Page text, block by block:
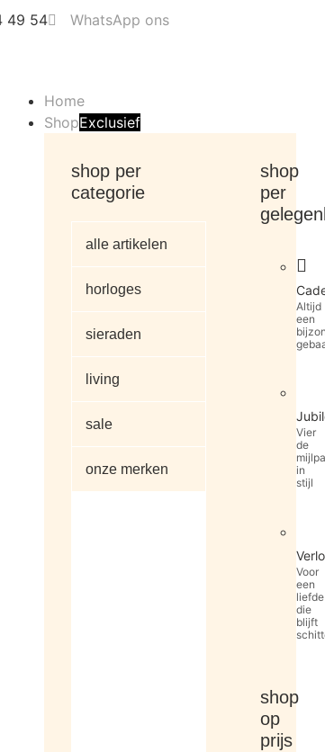
49 54
WhatsApp ons
Home
ShopExclusief
shop per
categorie
alle artikelen
horloges
sieraden
living
sale
onze merken
shop
per
Altijd
een
Vier
de
in
stijl
Voor
een
liefde
die
blijft
shop
op
prijs